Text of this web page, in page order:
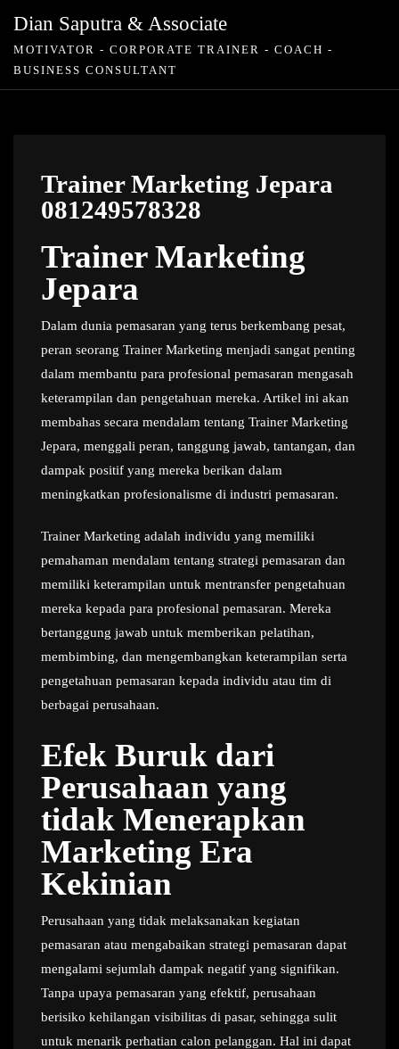
Dian Saputra & Associate
MOTIVATOR - CORPORATE TRAINER - COACH -
BUSINESS CONSULTANT
Trainer Marketing Jepara
081249578328
Trainer Marketing
Jepara
Dalam dunia pemasaran yang terus berkembang pesat,
peran seorang Trainer Marketing menjadi sangat penting
dalam membantu para profesional pemasaran mengasah
keterampilan dan pengetahuan mereka. Artikel ini akan
membahas secara mendalam tentang Trainer Marketing
Jepara, menggali peran, tanggung jawab, tantangan, dan
dampak positif yang mereka berikan dalam
meningkatkan profesionalisme di industri pemasaran.
Trainer Marketing adalah individu yang memiliki
pemahaman mendalam tentang strategi pemasaran dan
memiliki keterampilan untuk mentransfer pengetahuan
mereka kepada para profesional pemasaran. Mereka
bertanggung jawab untuk memberikan pelatihan,
membimbing, dan mengembangkan keterampilan serta
pengetahuan pemasaran kepada individu atau tim di
berbagai perusahaan.
Efek Buruk dari
Perusahaan yang
tidak Menerapkan
Marketing Era
Kekinian
Perusahaan yang tidak melaksanakan kegiatan
pemasaran atau mengabaikan strategi pemasaran dapat
mengalami sejumlah dampak negatif yang signifikan.
Tanpa upaya pemasaran yang efektif, perusahaan
berisiko kehilangan visibilitas di pasar, sehingga sulit
untuk menarik perhatian calon pelanggan. Hal ini dapat